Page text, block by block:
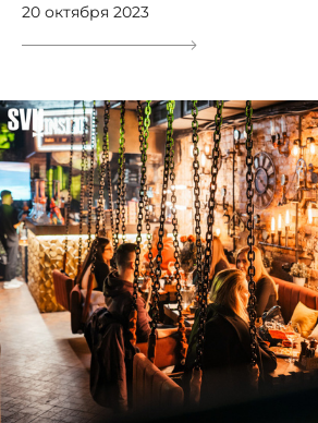
20 октября 2023